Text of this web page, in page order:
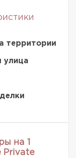
территории
улица
на 1
Private